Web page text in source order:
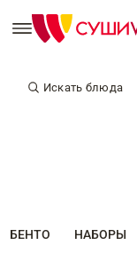
Искать блюда
БЕНТО НАБОРЫ